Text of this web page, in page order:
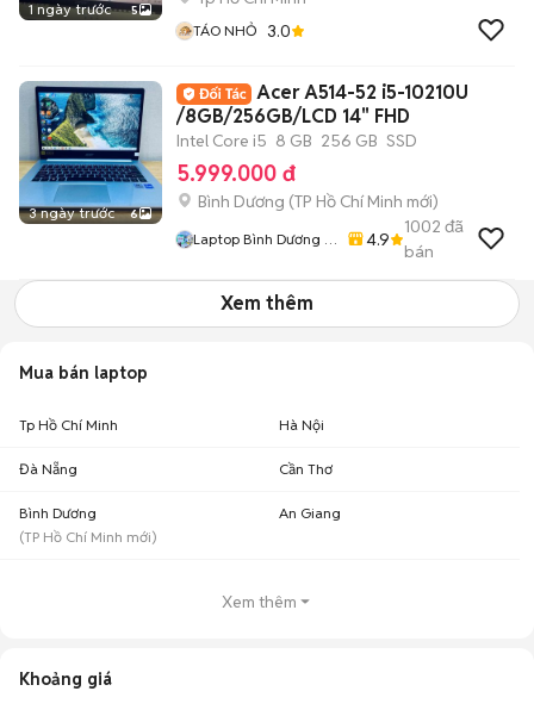
1 ngày trước 5
TÁO NHỎ 3.0
3 ngày trước 6
Acer A514-52 i5-10210U
/8GB/256GB/LCD 14" FHD
Intel Core i5 8 GB 256 GB SSD
5.999.000 đ
Bình Dương (TP Hồ Chí Minh mới)
Laptop Bình Dương (
4.9
1002 đã
bán
Xem thêm
Mua bán laptop
Tp Hồ Chí Minh Hà Nội
Đà Nẵng Cần Thơ
Bình Dương
(TP Hồ Chí Minh mới)
An Giang
Xem thêm
Khoảng giá